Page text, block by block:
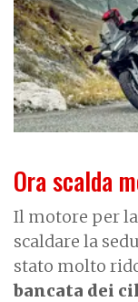
Ora scalda
Il motore per
scaldare la
stato molto
bancata dei